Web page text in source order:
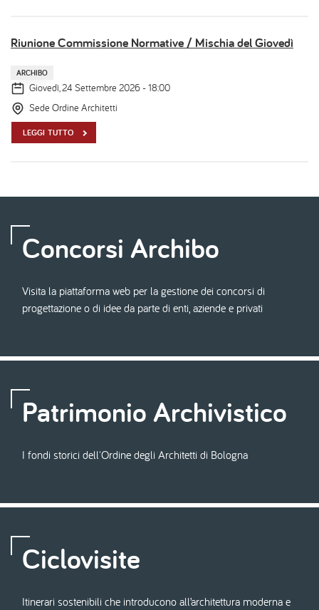
Riunione Commissione Normative / Mischia del Giovedì
ARCHIBO
Giovedì, 24 Settembre 2026 - 18:00
Sede Ordine Architetti
LEGGI TUTTO
Concorsi Archibo
Visita la piattaforma web per la gestione dei concorsi di
progettazione o di idee da parte di enti, aziende e privati
Patrimonio Archivistico
I fondi storici dell'Ordine degli Architetti di Bologna
Ciclovisite
Itinerari sostenibili che introducono all’architettura moderna e